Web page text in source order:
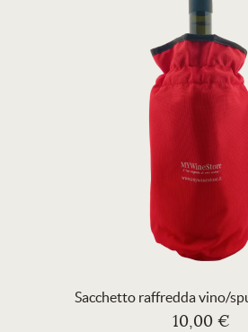
Sacchetto raffredda vino/
10,00 €